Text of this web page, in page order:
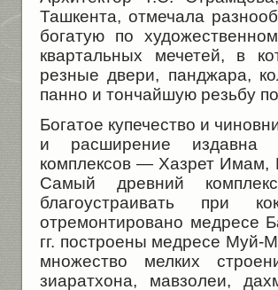
Ташкента, отмечала
богатую по
квартальных мечетей, в
резные двери, панджара,
панно и тончайшую резьбу по
Богатое купечество и
и расширение издавна
комплексов — Хазрет Имам,
Самый древний
благоустраивать при
отремонтировано медресе
гг. построены медресе Муй-
множество мелких
зиаратхона, мавзолеи,